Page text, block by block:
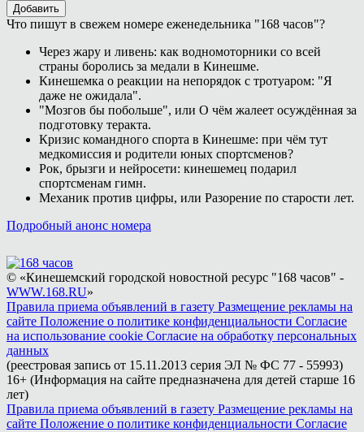
Добавить
Что пишут в свежем номере еженедельника "168 часов"?
Через жару и ливень: как водномоторники со всей
страны боролись за медали в Кинешме.
Кинешемка о реакции на непорядок с тротуаром: "Я
даже не ожидала".
"Мозгов бы побольше", или О чём жалеет осуждённая за
подготовку теракта.
Кризис командного спорта в Кинешме: при чём тут
медкомиссия и родители юных спортсменов?
Рок, брызги и нейросети: кинешемец подарил
спортсменам гимн.
Механик против цифры, или Разорение по старости лет.
Подробный анонс номера
© «Кинешемский городской новостной ресурс "168 часов" -
WWW.168.RU»
Правила приема объявлений в газету Размещение рекламы на
сайте Положение о политике конфиденциальности Согласие
на использование cookie Согласие на обработку персональных
данных
(реестровая запись от 15.11.2013 серия ЭЛ № ФС 77 - 55993)
16+ (Информация на сайте предназначена для детей старше 16
лет)
Правила приема объявлений в газету Размещение рекламы на
сайте Положение о политике конфиденциальности Согласие